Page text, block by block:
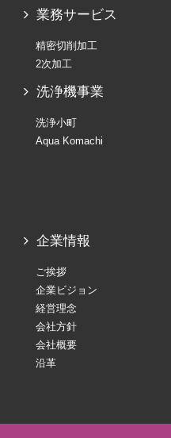
業務サービス
精密切削加工
2次加工
洗浄機事業
洗浄小町
Aqua Komachi
企業情報
ご挨拶
企業ビジョン
経営理念
会社方針
会社概要
沿革